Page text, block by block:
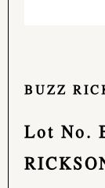
BUZZ
Lot No.